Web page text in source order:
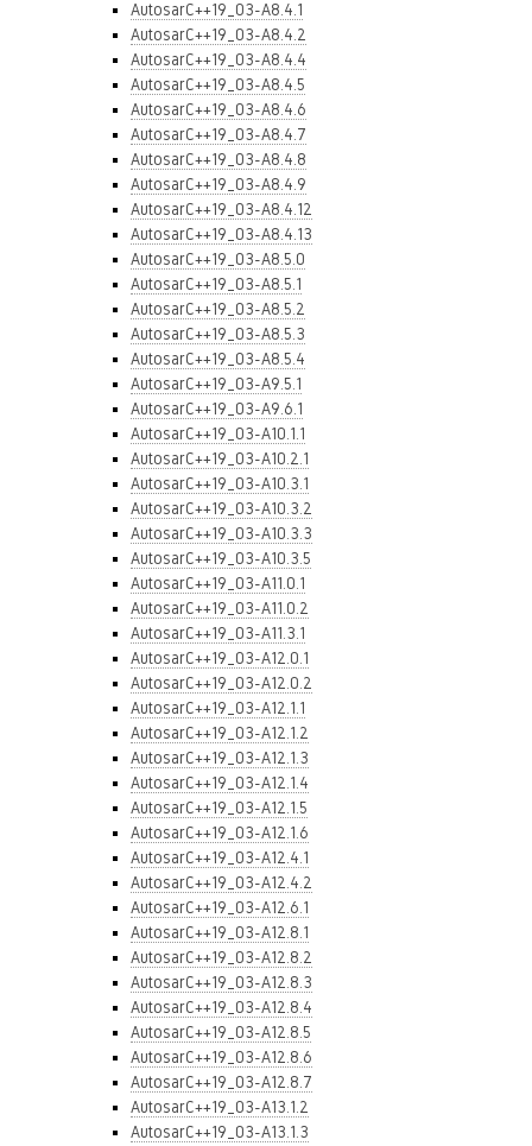
AutosarC++19_03-A8.4.1
AutosarC++19_03-A8.4.2
AutosarC++19_03-A8.4.4
AutosarC++19_03-A8.4.5
AutosarC++19_03-A8.4.6
AutosarC++19_03-A8.4.7
AutosarC++19_03-A8.4.8
AutosarC++19_03-A8.4.9
AutosarC++19_03-A8.4.12
AutosarC++19_03-A8.4.13
AutosarC++19_03-A8.5.0
AutosarC++19_03-A8.5.1
AutosarC++19_03-A8.5.2
AutosarC++19_03-A8.5.3
AutosarC++19_03-A8.5.4
AutosarC++19_03-A9.5.1
AutosarC++19_03-A9.6.1
AutosarC++19_03-A10.1.1
AutosarC++19_03-A10.2.1
AutosarC++19_03-A10.3.1
AutosarC++19_03-A10.3.2
AutosarC++19_03-A10.3.3
AutosarC++19_03-A10.3.5
AutosarC++19_03-A11.0.1
AutosarC++19_03-A11.0.2
AutosarC++19_03-A11.3.1
AutosarC++19_03-A12.0.1
AutosarC++19_03-A12.0.2
AutosarC++19_03-A12.1.1
AutosarC++19_03-A12.1.2
AutosarC++19_03-A12.1.3
AutosarC++19_03-A12.1.4
AutosarC++19_03-A12.1.5
AutosarC++19_03-A12.1.6
AutosarC++19_03-A12.4.1
AutosarC++19_03-A12.4.2
AutosarC++19_03-A12.6.1
AutosarC++19_03-A12.8.1
AutosarC++19_03-A12.8.2
AutosarC++19_03-A12.8.3
AutosarC++19_03-A12.8.4
AutosarC++19_03-A12.8.5
AutosarC++19_03-A12.8.6
AutosarC++19_03-A12.8.7
AutosarC++19_03-A13.1.2
AutosarC++19_03-A13.1.3